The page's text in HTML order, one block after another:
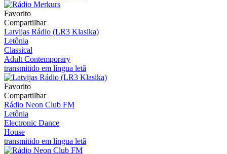
Favorito
Compartilhar
Latvijas Rádio (LR3 Klasika)
Letônia
Classical
Adult Contemporary
transmitido em língua letã
Favorito
Compartilhar
Rádio Neon Club FM
Letônia
Electronic Dance
House
transmitido em língua letã